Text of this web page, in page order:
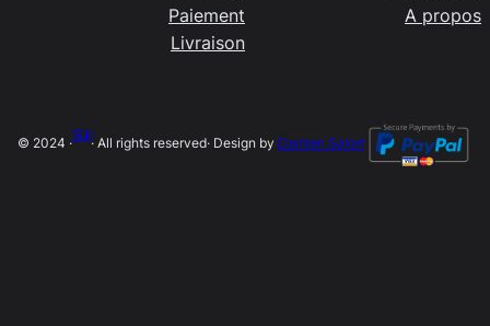
Paiement
Livraison
A propos
© 2024 ·
SLip
· All rights reserved· Design by Damien Salort